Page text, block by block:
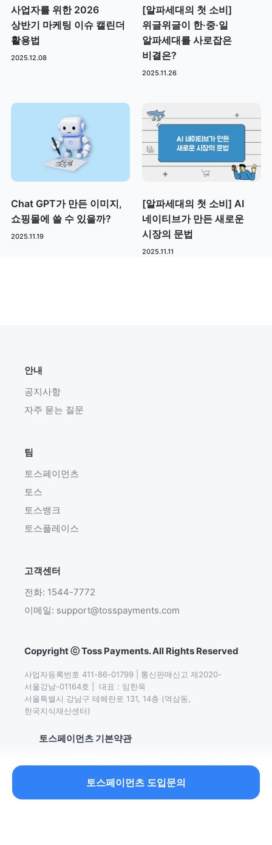
사업자를 위한 2026
상반기 마케팅 이슈 캘린더
활용법
2025.12.08
[알파세대의 첫 소비]
위글위글이 한·중·일
알파세대를 사로잡은
비결은?
2025.11.26
Chat GPT가 만든 이미지,
쇼핑몰에 쓸 수 있을까?
2025.11.19
[알파세대의 첫 소비] AI
네이티브가 만든 새로운
시장의 문법
2025.11.11
이어서 읽어보세요.
안내
공지사항
자주 묻는 질문
팀
토스페이먼츠
토스
토스뱅크
토스플레이스
고객센터
전화: 1544-7772
이메일: support@tosspayments.com
Copyright ⓒ Toss Payments. All Rights Reserved
사업자등록번호 411-86-01799 | 통신판매신고 제2020-
서울강남-01164호 |  대표 : 임한욱
서울특별시 강남구 테헤란로 131, 14층 (역삼동,
한국지식재산센터)
토스페이먼츠 기본약관
토스페이먼츠 도입문의